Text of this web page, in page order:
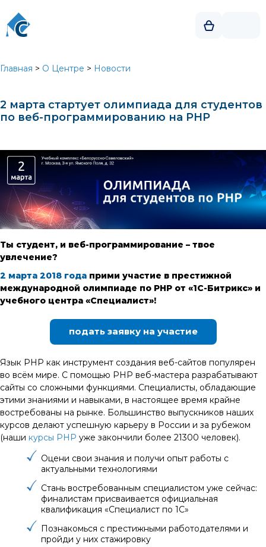
Главная > О Центре > Новости
2 марта стартует олимпиада для студентов
по веб-программированию на PHP
Ты студент, и веб-программирование – твое
увлечение?
2 марта 2018 года прими участие в престижной
международной олимпиаде по PHP от «1С-Битрикс» и
учебного центра «Специалист»!
подать заявку на участие
Язык PHP как инструмент создания веб-сайтов популярен
во всём мире. С помощью PHP веб-мастера разрабатывают
сайты со сложными функциями. Специалисты, обладающие
этими знаниями и навыками, в настоящее время крайне
востребованы на рынке. Большинство выпускников наших
курсов делают успешную карьеру в России и за рубежом
(наши курсы PHP уже закончили более 21300 человек).
Оцени свои знания и получи опыт работы с
актуальными технологиями
Стань востребованным специалистом уже сейчас:
финалистам присваивается официальная
квалификация «Специалист по 1С»
Познакомься с престижными работодателями и
пройди у них стажировку